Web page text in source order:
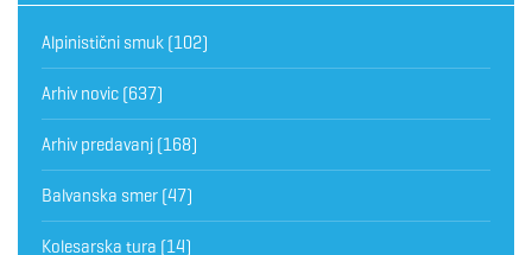
Alpinistični smuk (102)
Arhiv novic (637)
Arhiv predavanj (168)
Balvanska smer (47)
Kolesarska tura (14)